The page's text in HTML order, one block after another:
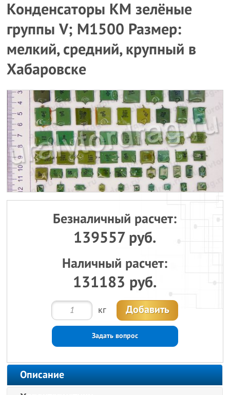
Конденсаторы КМ зелёные
группы V; M1500 Размер:
мелкий, средний, крупный в
Хабаровске
Безналичный расчет:
139557 руб.
Наличный расчет:
131183 руб.
кг Добавить
Задать вопрос
Описание